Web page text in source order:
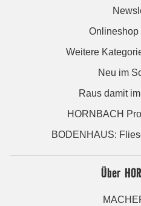
Onlineshop
Weitere
Neu im
Raus damit
HORNBACH
BODENHAUS:
Über